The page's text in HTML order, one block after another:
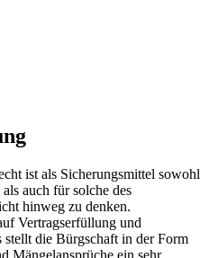
ist als Sicherungsmittel sowohl
auch für solche des
hinweg zu denken.
Vertragserfüllung und
stellt die Bürgschaft in der Form
Mängelansprüche ein sehr